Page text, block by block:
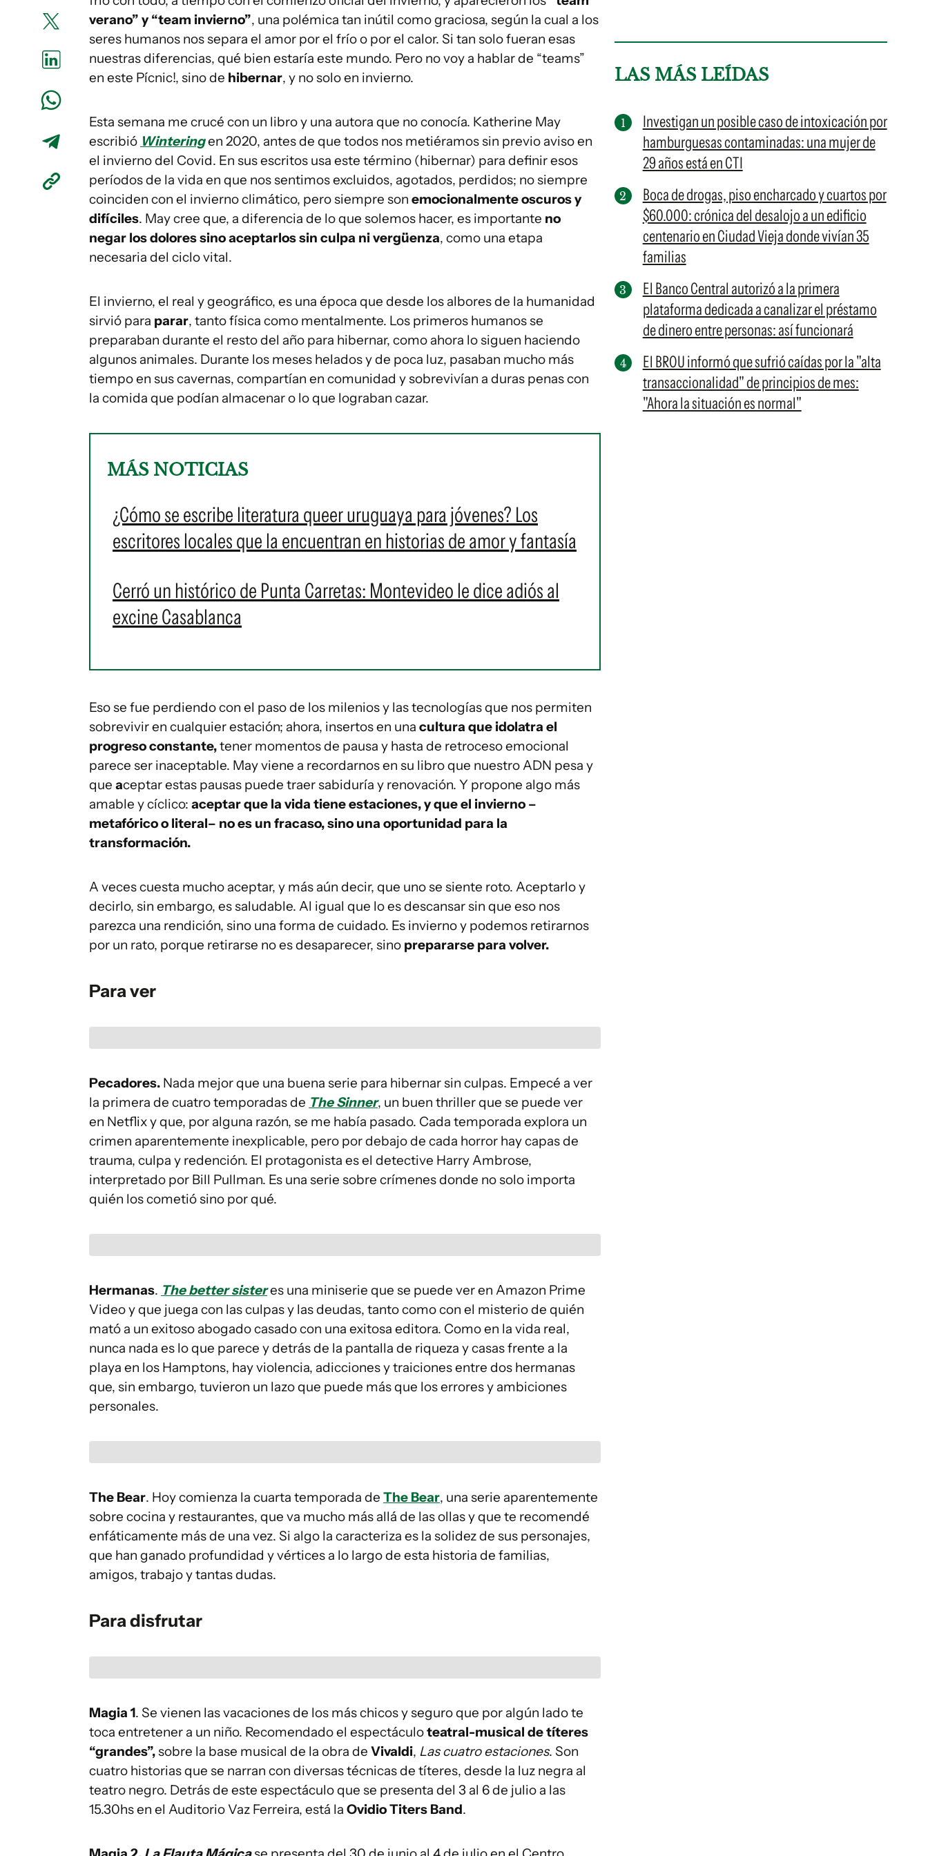
verano” y “team invierno”, una polémica tan inútil como graciosa, según la cual a los
seres humanos nos separa el amor por el frío o por el calor. Si tan solo fueran esas
nuestras diferencias, qué bien estaría este mundo. Pero no voy a hablar de “teams”
en este Pícnic!, sino de hibernar, y no solo en invierno.
Esta semana me crucé con un libro y una autora que no conocía. Katherine May
escribió Winteringen 2020, antes de que todos nos metiéramos sin previo aviso en
el invierno del Covid. En sus escritos usa este término (hibernar) para definir esos
períodos de la vida en que nos sentimos excluidos, agotados, perdidos; no siempre
coinciden con el invierno climático, pero siempre son emocionalmente oscuros y
difíciles. May cree que, a diferencia de lo que solemos hacer, es importante no
negar los dolores sino aceptarlos sin culpa ni vergüenza, como una etapa
necesaria del ciclo vital.
El invierno, el real y geográfico, es una época que desde los albores de la humanidad
sirvió para parar, tanto física como mentalmente. Los primeros humanos se
preparaban durante el resto del año para hibernar, como ahora lo siguen haciendo
algunos animales. Durante los meses helados y de poca luz, pasaban mucho más
tiempo en sus cavernas, compartían en comunidad y sobrevivían a duras penas con
la comida que podían almacenar o lo que lograban cazar.
MÁS NOTICIAS
¿Cómo se escribe literatura queer uruguaya para jóvenes? Los
escritores locales que la encuentran en historias de amor y fantasía
Cerró un histórico de Punta Carretas: Montevideo le dice adiós al
excine Casablanca
Eso se fue perdiendo con el paso de los milenios y las tecnologías que nos permiten
sobrevivir en cualquier estación; ahora, insertos en una cultura que idolatra el
progreso constante,tener momentos de pausa y hasta de retroceso emocional
parece ser inaceptable. May viene a recordarnos en su libro que nuestro ADN pesa y
que aceptar estas pausas puede traer sabiduría y renovación. Y propone algo más
amable y cíclico: aceptar que la vida tiene estaciones, y que el invierno –
metafórico o literal– no es un fracaso, sino una oportunidad para la
transformación.
A veces cuesta mucho aceptar, y más aún decir, que uno se siente roto. Aceptarlo y
decirlo, sin embargo, es saludable. Al igual que lo es descansar sin que eso nos
parezca una rendición, sino una forma de cuidado. Es invierno y podemos retirarnos
por un rato, porque retirarse no es desaparecer, sino prepararse para volver.
Para ver
Pecadores. Nada mejor que una buena serie para hibernar sin culpas. Empecé a ver
la primera de cuatro temporadas de The Sinner, un buen thriller que se puede ver
en Netflix y que, por alguna razón, se me había pasado. Cada temporada explora un
crimen aparentemente inexplicable, pero por debajo de cada horror hay capas de
trauma, culpa y redención. El protagonista es el detective Harry Ambrose,
interpretado por Bill Pullman. Es una serie sobre crímenes donde no solo importa
quién los cometió sino por qué.
Hermanas. The better sisteres una miniserie que se puede ver en Amazon Prime
Video y que juega con las culpas y las deudas, tanto como con el misterio de quién
mató a un exitoso abogado casado con una exitosa editora. Como en la vida real,
nunca nada es lo que parece y detrás de la pantalla de riqueza y casas frente a la
playa en los Hamptons, hay violencia, adicciones y traiciones entre dos hermanas
que, sin embargo, tuvieron un lazo que puede más que los errores y ambiciones
personales.
The Bear. Hoy comienza la cuarta temporada de The Bear, una serie aparentemente
sobre cocina y restaurantes, que va mucho más allá de las ollas y que te recomendé
enfáticamente más de una vez. Si algo la caracteriza es la solidez de sus personajes,
que han ganado profundidad y vértices a lo largo de esta historia de familias,
amigos, trabajo y tantas dudas.
Para disfrutar
Magia 1. Se vienen las vacaciones de los más chicos y seguro que por algún lado te
toca entretener a un niño. Recomendado el espectáculoteatral-musical de títeres
“grandes”,sobre la base musical de la obra de Vivaldi, Las cuatro estaciones. Son
cuatro historias que se narran con diversas técnicas de títeres, desde la luz negra al
teatro negro. Detrás de este espectáculo que se presenta del 3 al 6 de julio a las
15.30hs en el Auditorio Vaz Ferreira, está la Ovidio Titers Band.
LAS MÁS LEÍDAS
Investigan un posible caso de intoxicación por
hamburguesas contaminadas: una mujer de
29 años está en CTI
Boca de drogas, piso encharcado y cuartos por
$60.000: crónica del desalojo a un edificio
centenario en Ciudad Vieja donde vivían 35
familias
El Banco Central autorizó a la primera
plataforma dedicada a canalizar el préstamo
de dinero entre personas: así funcionará
El BROU informó que sufrió caídas por la "alta
transaccionalidad" de principios de mes:
"Ahora la situación es normal"